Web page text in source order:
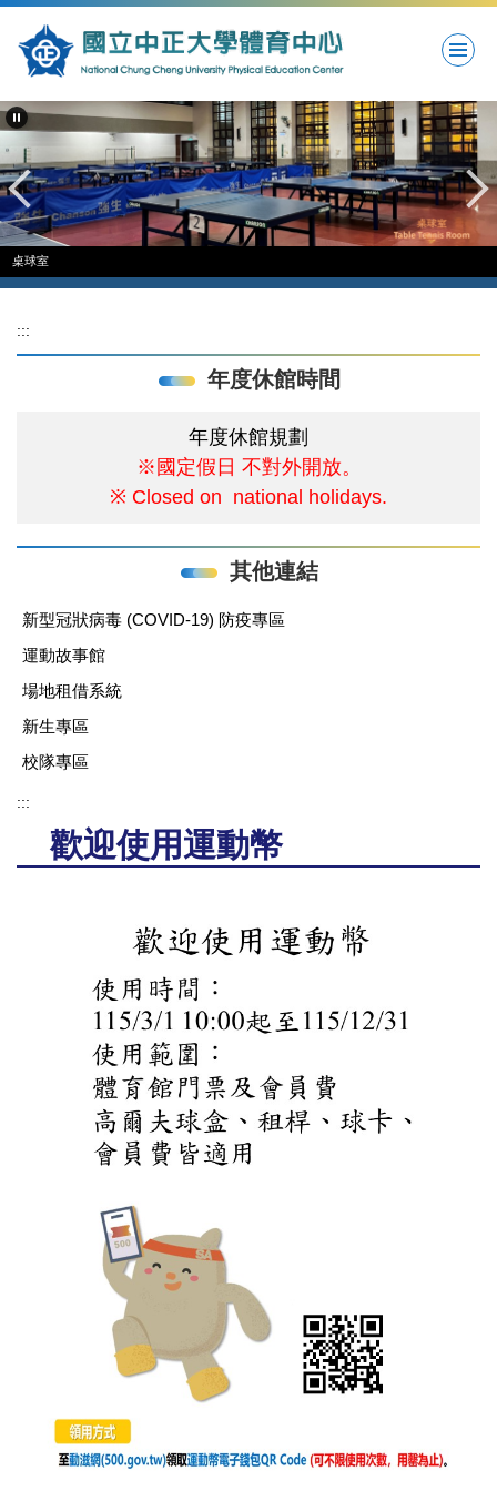
到
主
內
容
區
桌球室
:::
年度休館時間
年度休館規劃
※國定假日 不對外開放。
※ Closed on national holidays.
其他連結
新型冠狀病毒 (COVID-19) 防疫專區
運動故事館
場地租借系統
新生專區
校隊專區
:::
歡迎使用運動幣